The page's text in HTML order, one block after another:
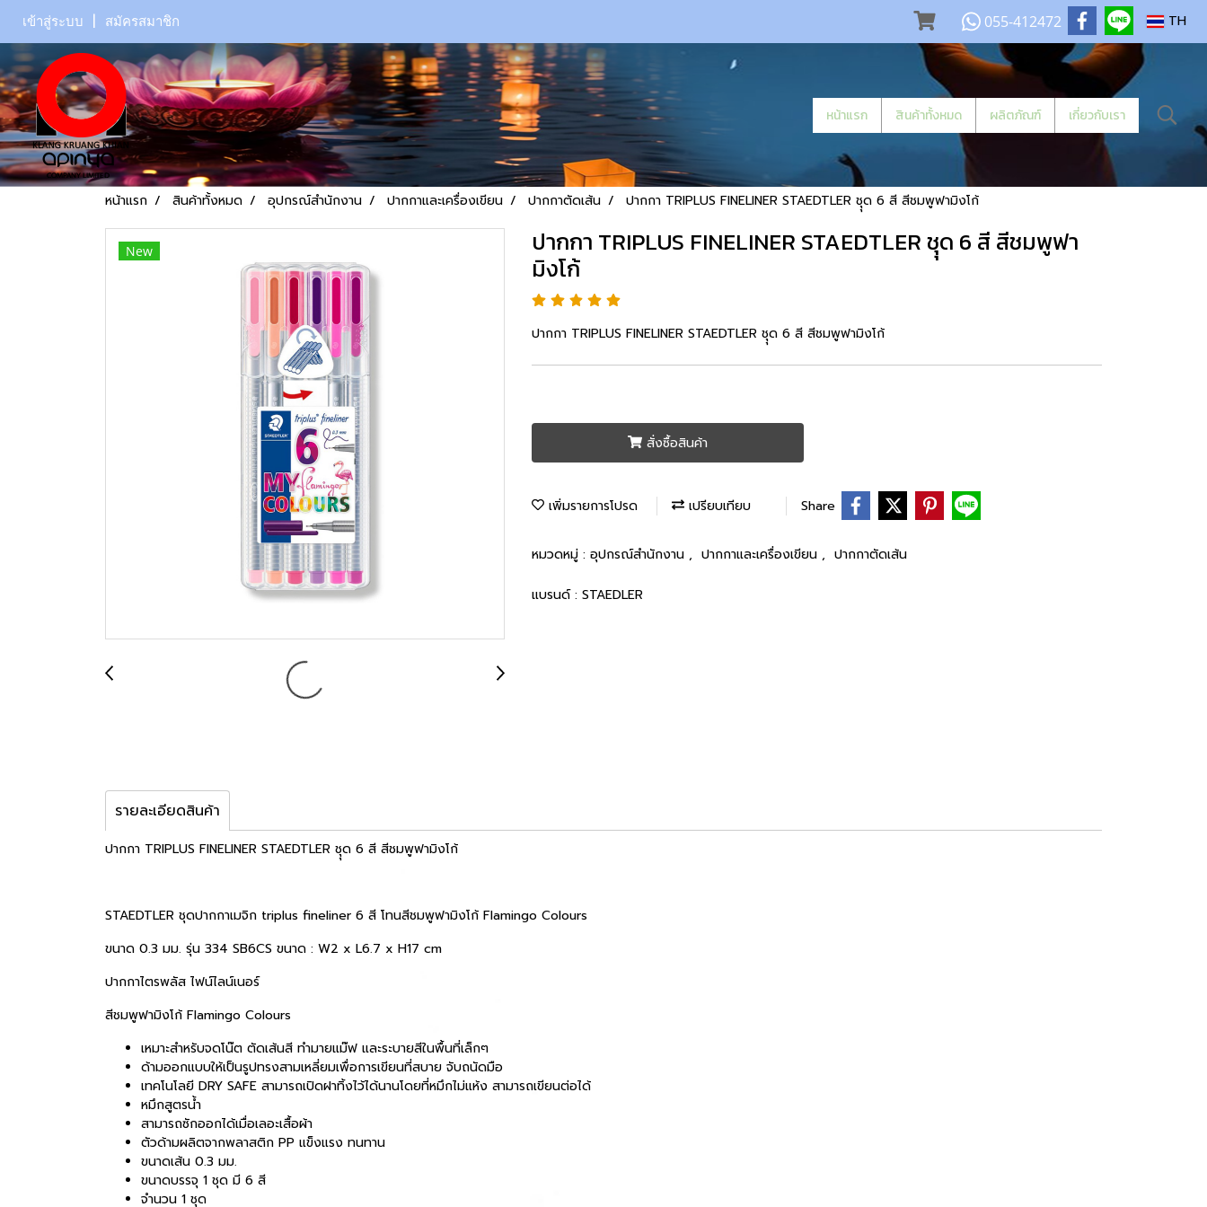
เข้าสู่ระบบ สมัครสมาชิก 055-412472 TH
หน้าแรก สินค้าทั้งหมด ผลิตภัณฑ์ เกี่ยวกับเรา
หน้าแรก สินค้าทั้งหมด อุปกรณ์สำนักงาน ปากกาและเครื่องเขียน ปากกาตัดเส้น ปากกา TRIPLUS FINELINER STAEDTLER ชุุด 6 สี สีชมพูฟามิงโก้
New ปากกา TRIPLUS FINELINER STAEDTLER ชุุด 6 สี สีชมพูฟา
มิงโก้
ปากกา TRIPLUS FINELINER STAEDTLER ชุุด 6 สี สีชมพูฟามิงโก้
สั่งซื้อสินค้า
เพิ่มรายการโปรด เปรียบเทียบ Share
หมวดหมู่ : อุปกรณ์สำนักงาน , ปากกาและเครื่องเขียน , ปากกาตัดเส้น
แบรนด์ : STAEDLER
รายละเอียดสินค้า
ปากกา TRIPLUS FINELINER STAEDTLER ชุุด 6 สี สีชมพูฟามิงโก้
STAEDTLER ชุดปากกาเมจิก triplus fineliner 6 สี โทนสีชมพูฟามิงโก้ Flamingo Colours
ขนาด 0.3 มม. รุ่น 334 SB6CS ขนาด : W2 x L6.7 x H17 cm
ปากกาไตรพลัส ไฟน์ไลน์เนอร์
สีชมพูฟามิงโก้ Flamingo Colours
เหมาะสำหรับจดโน๊ต ตัดเส้นสี ทำมายแม๊ฟ และระบายสีในพื้นที่เล็กๆ
ด้ามออกแบบให้เป็นรูปทรงสามเหลี่ยมเพื่อการเขียนที่สบาย จับถนัดมือ
เทคโนโลยี DRY SAFE สามารถเปิดฝาทิ้งไว้ได้นานโดยที่หมึกไม่แห้ง สามารถเขียนต่อได้
หมึกสูตรน้ำ
สามารถซักออกได้เมื่อเลอะเสื้อผ้า
ตัวด้ามผลิตจากพลาสติก PP แข็งแรง ทนทาน
ขนาดเส้น 0.3 มม.
ขนาดบรรจุ 1 ชุด มี 6 สี
จำนวน 1 ชุด